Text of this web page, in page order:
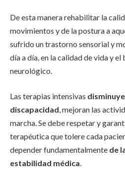
De esta manera rehabilitar la
movimientos y de la postura a
sufrido un trastorno sensorial y
día a día, en la calidad de vida y
neurológico.
Las terapias intensivas
discapacidad, mejoran las
marcha. Se debe respetar y
terapéutica que tolere cada
depender fundamentalmente de
estabilidad médica.